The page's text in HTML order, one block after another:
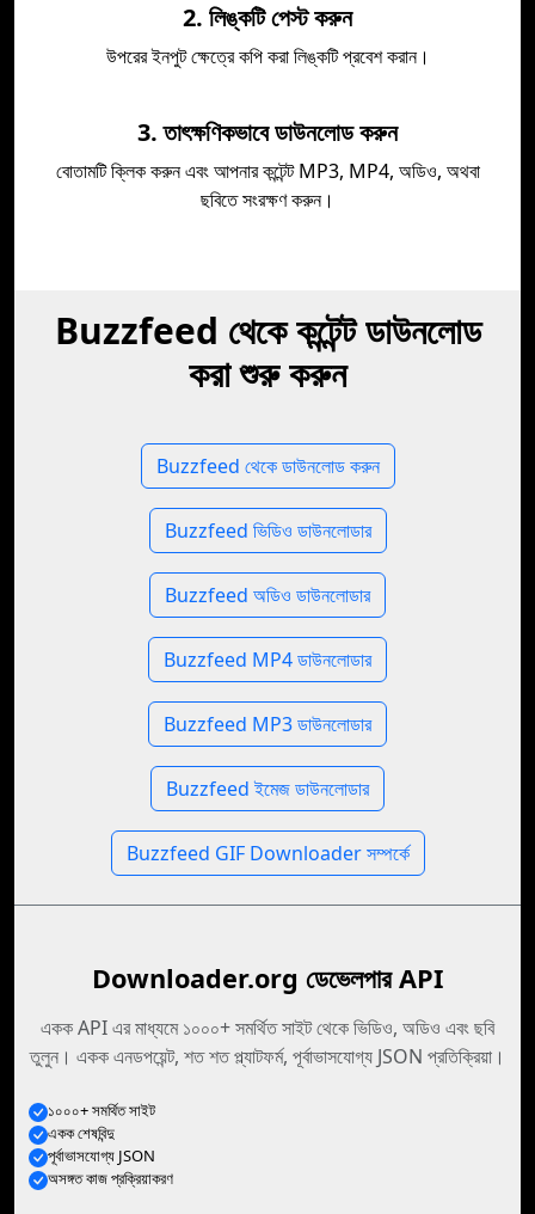
2. লিঙ্কটি পেস্ট করুন
উপরের ইনপুট ক্ষেত্রে কপি করা লিঙ্কটি প্রবেশ করান।
3. তাৎক্ষণিকভাবে ডাউনলোড করুন
বোতামটি ক্লিক করুন এবং আপনার কন্টেন্ট MP3, MP4, অডিও, অথবা
ছবিতে সংরক্ষণ করুন।
Buzzfeed থেকে কন্টেন্ট ডাউনলোড
করা শুরু করুন
Buzzfeed থেকে ডাউনলোড করুন
Buzzfeed ভিডিও ডাউনলোডার
Buzzfeed অডিও ডাউনলোডার
Buzzfeed MP4 ডাউনলোডার
Buzzfeed MP3 ডাউনলোডার
Buzzfeed ইমেজ ডাউনলোডার
Buzzfeed GIF Downloader সম্পর্কে
Downloader.org ডেভেলপার API
একক API এর মাধ্যমে ১০০০+ সমর্থিত সাইট থেকে ভিডিও, অডিও এবং ছবি
তুলুন। একক এনডপয়েন্ট, শত শত প্ল্যাটফর্ম, পূর্বাভাসযোগ্য JSON প্রতিক্রিয়া।
১০০০+ সমর্থিত সাইট
একক শেষবিন্দু
পূর্বাভাসযোগ্য JSON
অসঙ্গত কাজ প্রক্রিয়াকরণ